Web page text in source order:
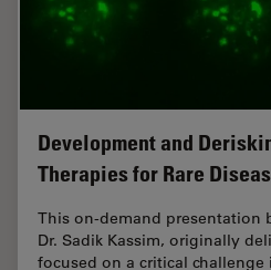
Development and
Therapies for Rare
This on-demand presentation
Dr. Sadik Kassim, originally
focused on a critical